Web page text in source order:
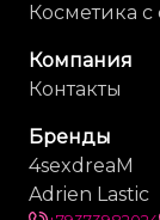
Косметика
Компания
Контакты
Бренды
4sexdreaM
Adrien Lastic